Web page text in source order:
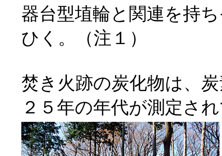
器台型埴輪と関連を持
ひく。（注１）
焚き火跡の炭化物は、
２５年の年代が測定さ